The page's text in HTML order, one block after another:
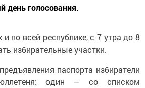
день голосования.
по всей республике, с 7 утра до 8
избирательные участки.
паспорта избиратели
один — со списком